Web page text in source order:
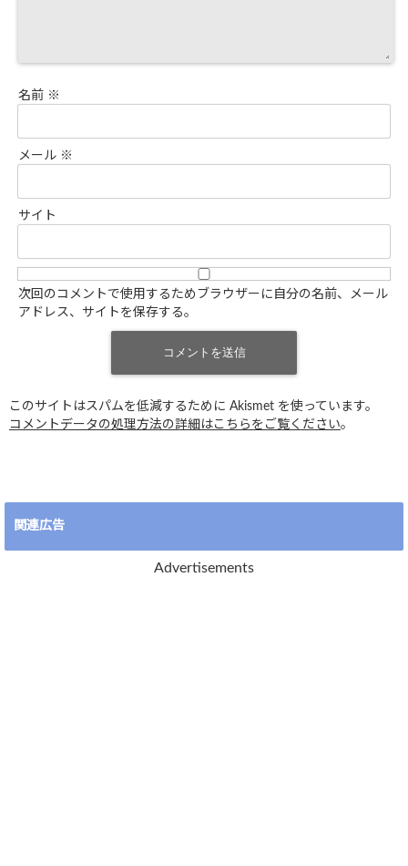
名前 ※
メール ※
サイト
次回のコメントで使用するためブラウザーに自分の名前、メール
アドレス、サイトを保存する。
このサイトはスパムを低減するために Akismet を使っています。
コメントデータの処理方法の詳細はこちらをご覧ください。
関連広告
Advertisements